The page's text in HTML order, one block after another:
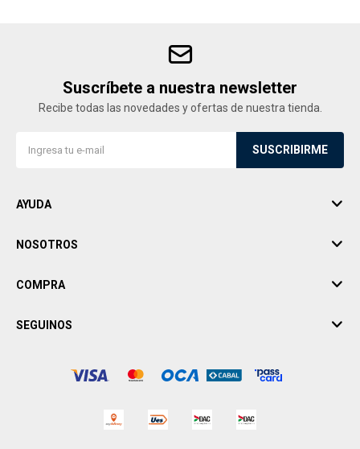
Suscríbete a nuestra newsletter
Recibe todas las novedades y ofertas de nuestra tienda.
SUSCRIBIRME
AYUDA
NOSOTROS
COMPRA
SEGUINOS